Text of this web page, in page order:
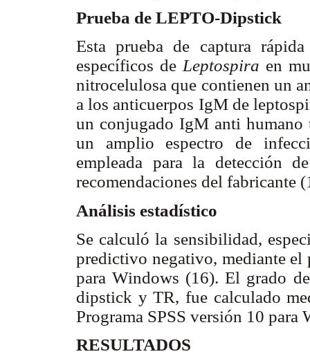
Prueba de LEPTO-Dipstick
Esta prueba de captura
específicos de Leptospira en
nitrocelulosa que contienen un
a los anticuerpos IgM de
un conjugado IgM anti humano
un amplio espectro de
empleada para la detección
recomendaciones del fabricante
Análisis estadístico
Se calculó la sensibilidad,
predictivo negativo, mediante el
para Windows (16). El grado
dipstick y TR, fue calculado
Programa SPSS versión 10 para
RESULTADOS